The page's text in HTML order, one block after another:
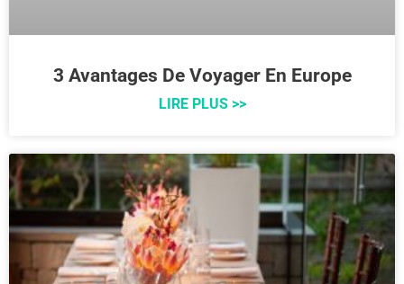
3 Avantages De Voyager En Europe
LIRE PLUS >>